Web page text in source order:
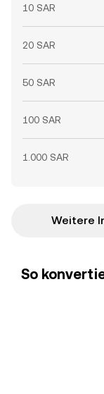
10 SAR
20 SAR
50 SAR
100 SAR
1.000 SAR
Weitere
So